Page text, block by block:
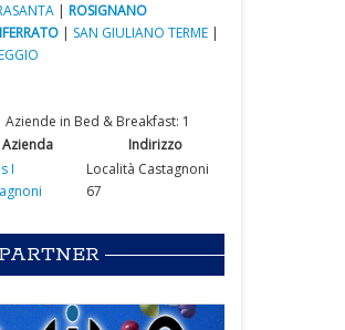
| ROSIGNANO
| SAN GIULIANO TERME |
Aziende in Bed & Breakfast: 1
Azienda
Indirizzo
I
Località Castagnoni
67
PARTNER